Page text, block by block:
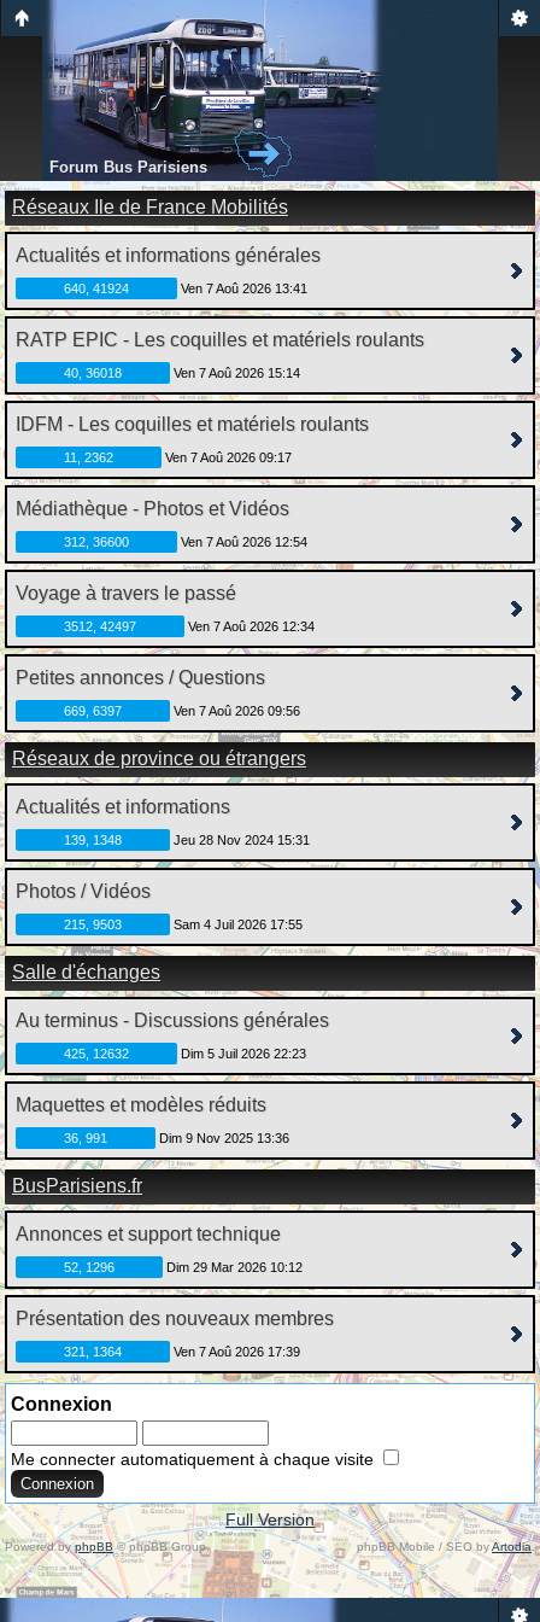
Forum Bus Parisiens
Réseaux Ile de France Mobilités
Actualités et informations générales
640, 41924 Ven 7 Aoû 2026 13:41
RATP EPIC - Les coquilles et matériels roulants
40, 36018 Ven 7 Aoû 2026 15:14
IDFM - Les coquilles et matériels roulants
11, 2362 Ven 7 Aoû 2026 09:17
Médiathèque - Photos et Vidéos
312, 36600 Ven 7 Aoû 2026 12:54
Voyage à travers le passé
3512, 42497 Ven 7 Aoû 2026 12:34
Petites annonces / Questions
669, 6397 Ven 7 Aoû 2026 09:56
Réseaux de province ou étrangers
Actualités et informations
139, 1348 Jeu 28 Nov 2024 15:31
Photos / Vidéos
215, 9503 Sam 4 Juil 2026 17:55
Salle d'échanges
Au terminus - Discussions générales
425, 12632 Dim 5 Juil 2026 22:23
Maquettes et modèles réduits
36, 991 Dim 9 Nov 2025 13:36
BusParisiens.fr
Annonces et support technique
52, 1296 Dim 29 Mar 2026 10:12
Présentation des nouveaux membres
321, 1364 Ven 7 Aoû 2026 17:39
Connexion
Me connecter automatiquement à chaque visite
Full Version
Powered byphpBB© phpBB Group. phpBB Mobile / SEO byArtodia .